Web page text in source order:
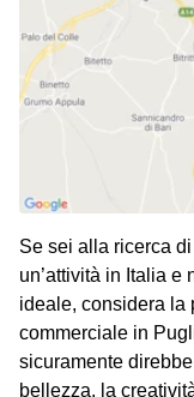
Se sei alla ricerca
un’attività in Italia e
ideale, considera la
commerciale in
sicuramente
bellezza, la